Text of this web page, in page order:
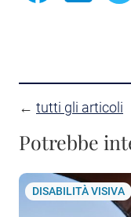
← tutti gli articoli
Potrebbe
DISABILITÀ VISIVA